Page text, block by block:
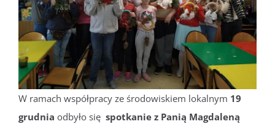
KONTAKT
W ramach współpracy ze środowiskiem lokalnym 19
grudnia odbyło się spotkanie z Panią Magdaleną